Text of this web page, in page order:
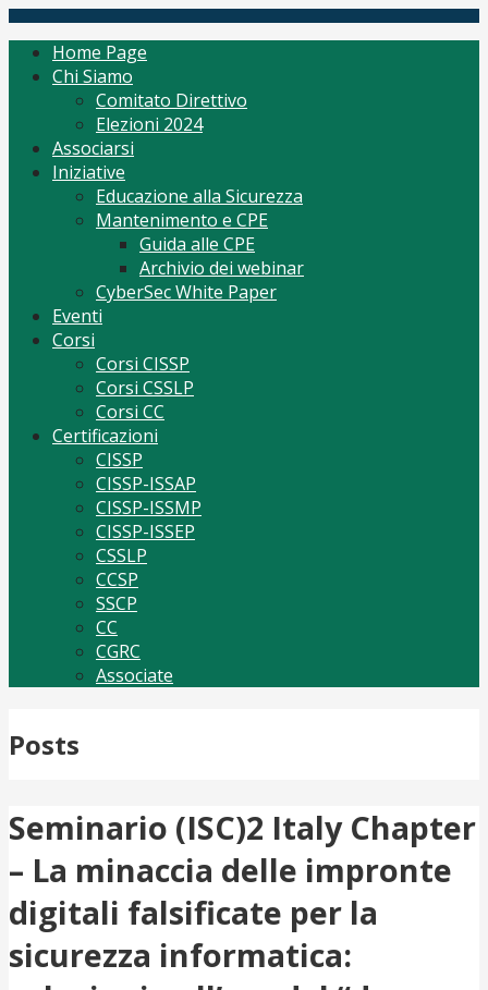
Skip
to
content
(ISC)2 Italy Chapter
Tutto per CISSP Corsi Orientamento mantenimento
Home Page
Chi Siamo
Comitato Direttivo
Elezioni 2024
Associarsi
Iniziative
Educazione alla Sicurezza
Mantenimento e CPE
Guida alle CPE
Archivio dei webinar
CyberSec White Paper
Eventi
Corsi
Corsi CISSP
Corsi CSSLP
Corsi CC
Certificazioni
CISSP
CISSP-ISSAP
CISSP-ISSMP
CISSP-ISSEP
CSSLP
CCSP
SSCP
CC
CGRC
Associate
Posts
Seminario (ISC)2 Italy Chapter
– La minaccia delle impronte
digitali falsificate per la
sicurezza informatica: